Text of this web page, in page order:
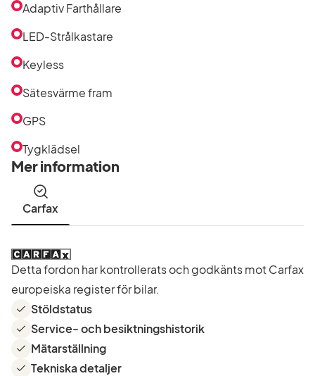
Adaptiv Farthållare
LED-Strålkastare
Keyless
Sätesvärme fram
GPS
Tygklädsel
Mer information
Carfax
Detta fordon har kontrollerats och godkänts mot Carfax
europeiska register för bilar.
Stöldstatus
Service- och besiktningshistorik
Mätarställning
Tekniska detaljer